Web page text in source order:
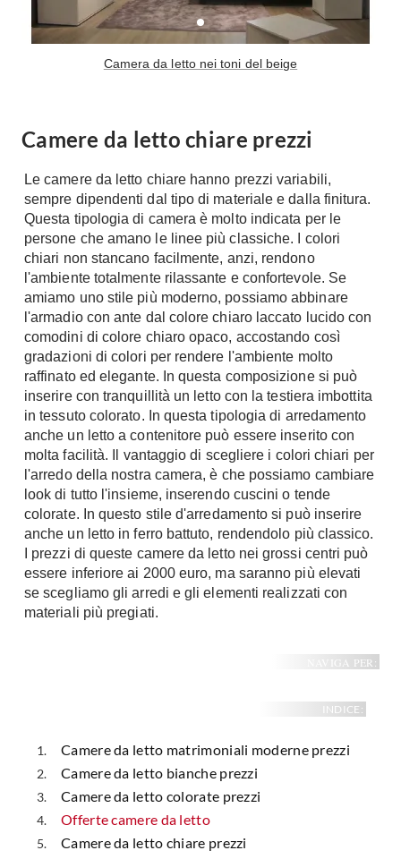
Camera da letto nei toni del beige
Camere da letto chiare prezzi
Le camere da letto chiare hanno prezzi variabili,
sempre dipendenti dal tipo di materiale e dalla finitura.
Questa tipologia di camera è molto indicata per le
persone che amano le linee più classiche. I colori
chiari non stancano facilmente, anzi, rendono
l'ambiente totalmente rilassante e confortevole. Se
amiamo uno stile più moderno, possiamo abbinare
l'armadio con ante dal colore chiaro laccato lucido con
comodini di colore chiaro opaco, accostando così
gradazioni di colori per rendere l'ambiente molto
raffinato ed elegante. In questa composizione si può
inserire con tranquillità un letto con la testiera imbottita
in tessuto colorato. In questa tipologia di arredamento
anche un letto a contenitore può essere inserito con
molta facilità. Il vantaggio di scegliere i colori chiari per
l'arredo della nostra camera, è che possiamo cambiare
look di tutto l'insieme, inserendo cuscini o tende
colorate. In questo stile d'arredamento si può inserire
anche un letto in ferro battuto, rendendolo più classico.
I prezzi di queste camere da letto nei grossi centri può
essere inferiore ai 2000 euro, ma saranno più elevati
se scegliamo gli arredi e gli elementi realizzati con
materiali più pregiati.
NAVIGA PER:
INDICE:
Camere da letto matrimoniali moderne prezzi
Camere da letto bianche prezzi
Camere da letto colorate prezzi
Offerte camere da letto
Camere da letto chiare prezzi